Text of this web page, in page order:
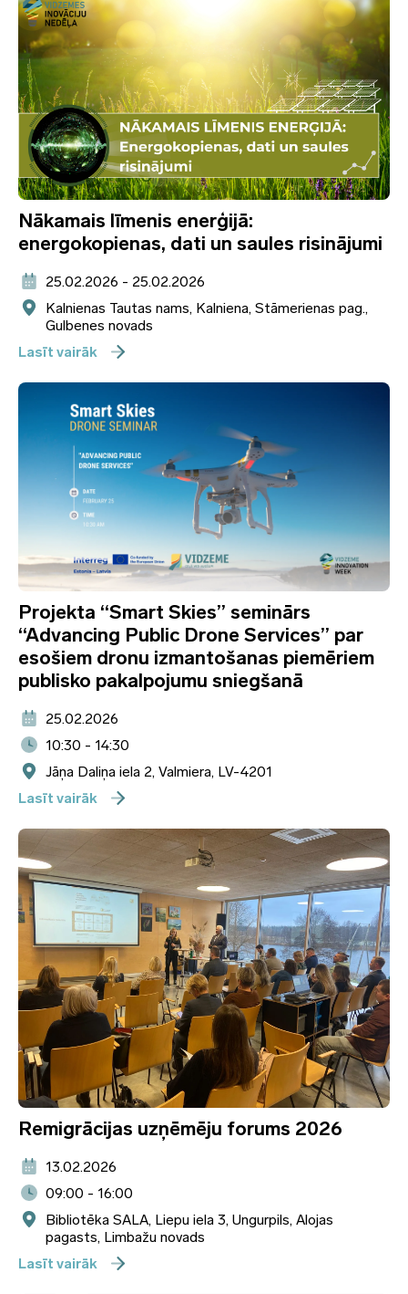
Nākamais līmenis enerģijā:
energokopienas, dati un saules risinājumi
25.02.2026 - 25.02.2026
Kalnienas Tautas nams, Kalniena, Stāmerienas pag.,
Gulbenes novads
Lasīt vairāk
Projekta “Smart Skies” seminārs
“Advancing Public Drone Services” par
esošiem dronu izmantošanas piemēriem
publisko pakalpojumu sniegšanā
25.02.2026
10:30 - 14:30
Jāņa Daliņa iela 2, Valmiera, LV-4201
Lasīt vairāk
Remigrācijas uzņēmēju forums 2026
13.02.2026
09:00 - 16:00
Bibliotēka SALA, Liepu iela 3, Ungurpils, Alojas
pagasts, Limbažu novads
Lasīt vairāk